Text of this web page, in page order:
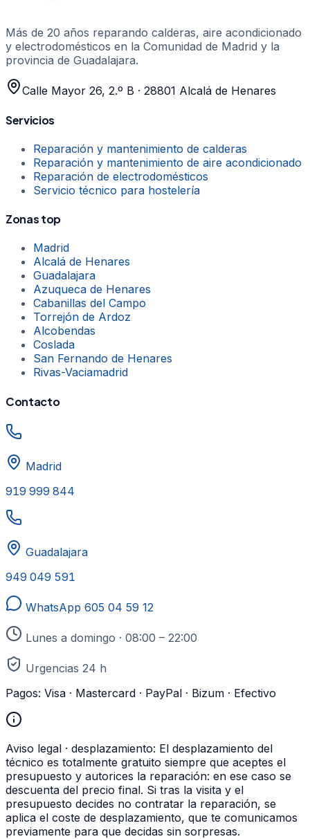
Más de 20 años reparando calderas, aire acondicionado
y electrodomésticos en la Comunidad de Madrid y la
provincia de Guadalajara.
Calle Mayor 26, 2.º B · 28801 Alcalá de Henares
Servicios
Reparación y mantenimiento de calderas
Reparación y mantenimiento de aire acondicionado
Reparación de electrodomésticos
Servicio técnico para hostelería
Zonas top
Madrid
Alcalá de Henares
Guadalajara
Azuqueca de Henares
Cabanillas del Campo
Torrejón de Ardoz
Alcobendas
Coslada
San Fernando de Henares
Rivas-Vaciamadrid
Contacto
Madrid
919 999 844
Guadalajara
949 049 591
WhatsApp 605 04 59 12
Lunes a domingo · 08:00 – 22:00
Urgencias 24 h
Pagos: Visa · Mastercard · PayPal · Bizum · Efectivo
Aviso legal · desplazamiento: El desplazamiento del
técnico es totalmente gratuito siempre que aceptes el
presupuesto y autorices la reparación: en ese caso se
descuenta del precio final. Si tras la visita y el
presupuesto decides no contratar la reparación, se
aplica el coste de desplazamiento, que te comunicamos
previamente para que decidas sin sorpresas.